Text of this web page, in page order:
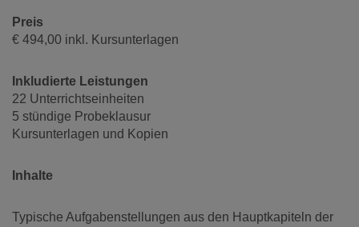
Preis
€ 494,00 inkl. Kursunterlagen
Inkludierte Leistungen
22 Unterrichtseinheiten
5 stündige Probeklausur
Kursunterlagen und Kopien
Inhalte
Typische Aufgabenstellungen aus den Hauptkapiteln der